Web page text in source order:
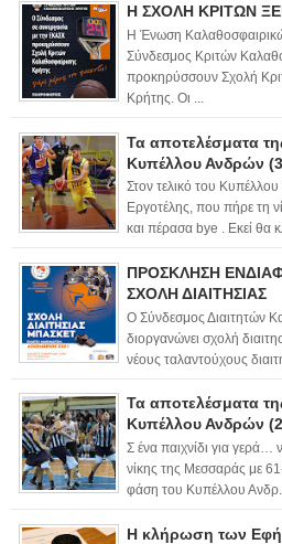
Η ΣΧΟΛΗ ΚΡΙΤΩΝ
Η Ένωση
Σύνδεσμος Κριτών
προκηρύσσουν Σχολή
Κρήτης. Οι ...
Τα αποτελέσματα
Κυπέλλου Ανδρών
Στον τελικό του
Εργοτέλης, που πήρε τη
και πέρασα bye . Εκεί θα
ΠΡΟΣΚΛΗΣΗ
ΣΧΟΛΗ ΔΙΑΙΤΗΣΙΑΣ
Ο Σύνδεσμος Διαιτητών
διοργανώνει σχολή
νέους ταλαντούχους
Τα αποτελέσματα
Κυπέλλου Ανδρών
Σ ένα παιχνίδι για
νίκης της Μεσσαράς με
φάση του Κυπέλλου Ανδρ...
Η κλήρωση των